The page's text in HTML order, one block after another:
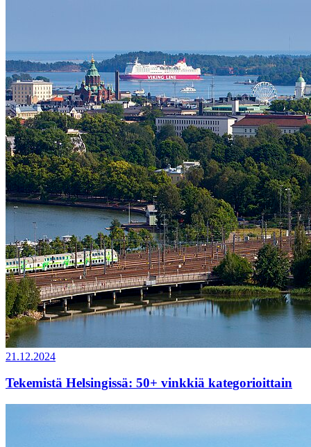
21.12.2024
Tekemistä Helsingissä: 50+ vinkkiä kategorioittain